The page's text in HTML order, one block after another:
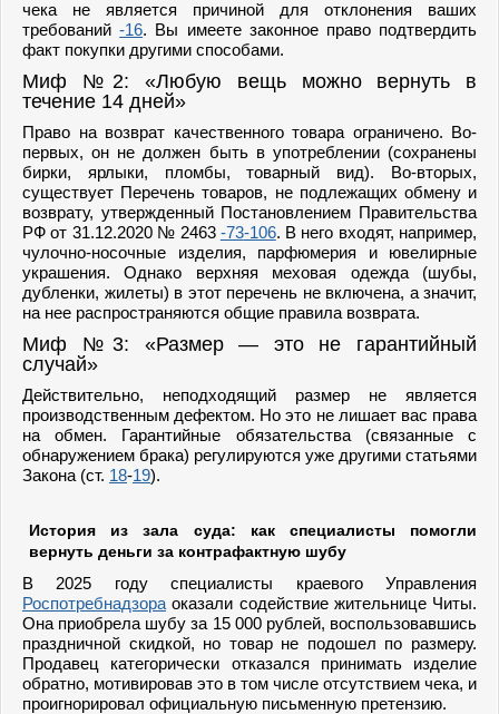
чека не является причиной для отклонения ваших
требований-16. Вы имеете законное право подтвердить
факт покупки другими способами.
Миф №2: «Любую вещь можно вернуть в
течение 14 дней»
Право на возврат качественного товара ограничено. Во-
первых, он не должен быть в употреблении (сохранены
бирки, ярлыки, пломбы, товарный вид). Во-вторых,
существует Перечень товаров, не подлежащих обмену и
возврату, утвержденный Постановлением Правительства
РФ от 31.12.2020 № 2463 -73-106. В него входят, например,
чулочно-носочные изделия, парфюмерия и ювелирные
украшения. Однако верхняя меховая одежда (шубы,
дубленки, жилеты) в этот перечень не включена, а значит,
на нее распространяются общие правила возврата.
Миф №3: «Размер — это не гарантийный
случай»
Действительно, неподходящий размер не является
производственным дефектом. Но это не лишает вас права
на обмен. Гарантийные обязательства (связанные с
обнаружением брака) регулируются уже другими статьями
Закона (ст. 18-19).
История из зала суда: как специалисты помогли
вернуть деньги за контрафактную шубу
В 2025 году специалисты краевого Управления
Роспотребнадзора оказали содействие жительнице Читы.
Она приобрела шубу за 15 000 рублей, воспользовавшись
праздничной скидкой, но товар не подошел по размеру.
Продавец категорически отказался принимать изделие
обратно, мотивировав это в том числе отсутствием чека, и
проигнорировал официальную письменную претензию.